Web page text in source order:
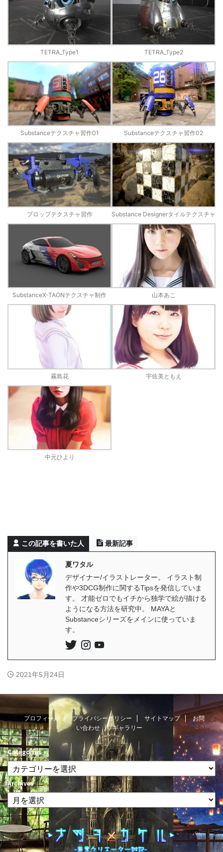
TETRA_Type1 TETRA_Type2
Substanceテクスチャ習作01 Substanceテクスチャ習作02
プロップテクスチャ習作 Substance Designerタイルテクスチャ
SubstanceX-TAONテクスチャ制作 山本あこ
霧島花 宇佐美ともえ
中元ひより
この記事を書いた人 最新記事
夏ワタル
デザイナー/イラストレーター。 イラスト制
作や3DCG制作に関するTipsを発信していま
す。 才能ゼロでもイチから独学で絵が描ける
ようになる方法を研究中。 MAYAと
Substanceシリーズをメインに使っていま
す。
2021年5月24日
プロフィール プライバシーポリシー サイトマップ
お問
い合わせ
ギャラリー
Categories
Archives